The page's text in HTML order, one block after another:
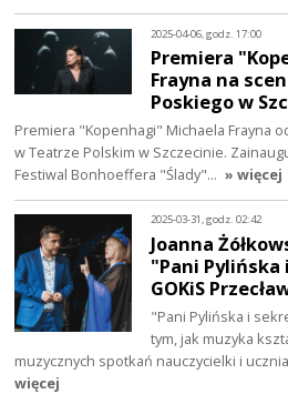
2025-04-06, godz. 17:00
Premiera
Frayna na
Poskiego w
Premiera "Kopenhagi" Michaela Frayna
w Teatrze Polskim w Szczecinie.
Festiwal Bonhoeffera "Ślady"… » więcej
2025-03-31, godz. 02:42
Joanna
"Pani
GOKiS
"Pani Pylińska i
tym, jak muzyka
muzycznych spotkań nauczycielki i
więcej